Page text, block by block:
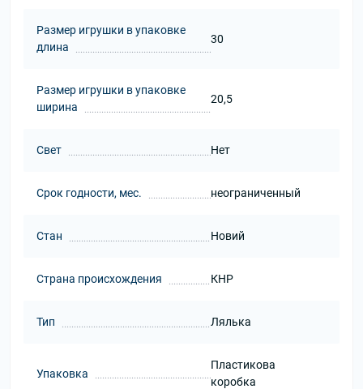
Размер игрушки в упаковке
длина
30
Размер игрушки в упаковке
ширина
20,5
Свет Нет
Срок годности, мес. неограниченный
Стан Новий
Страна происхождения КНР
Тип Лялька
Упаковка
Пластикова
коробка